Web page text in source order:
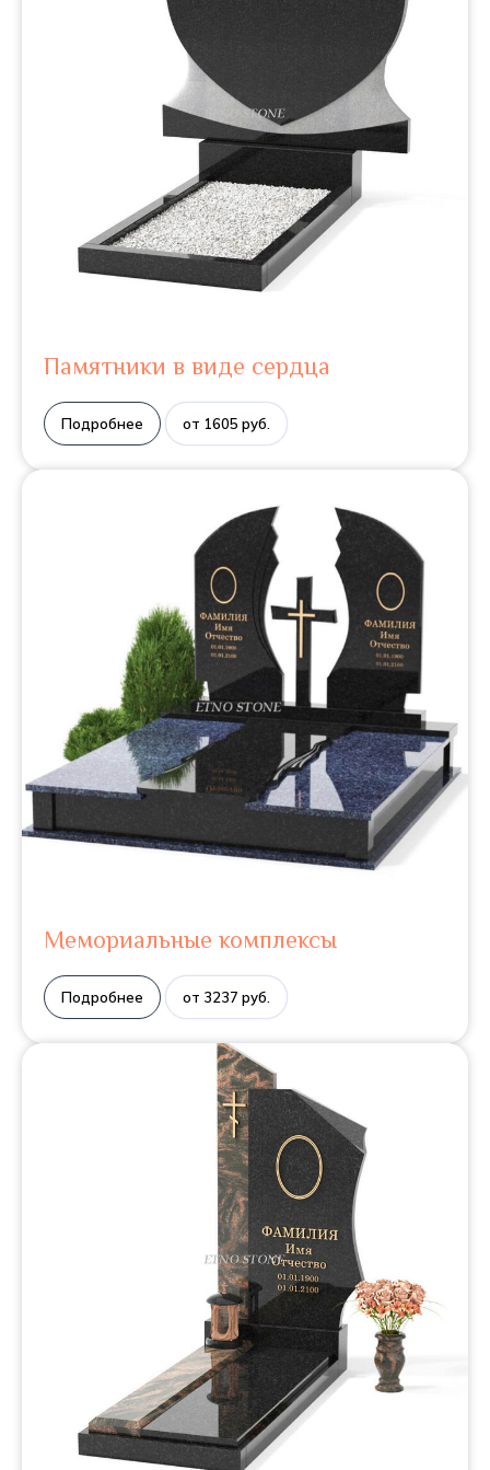
Памятники в виде сердца
Подробнее от 1605 руб.
Мемориальные комплексы
Подробнее от 3237 руб.